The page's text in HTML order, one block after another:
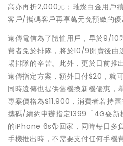
高亦再折2,000元；璀燦白金用戶
客戶/攜碼客戶再享萬元免預繳的優
遠傳電信為了體恤用戶，早於9/10
費者免於排隊，將於10/9開賣後由
場排隊的辛苦。此外，更於日前推
遠傳指定方案，額外日付$20，就
同時遠傳也提供舊機換新機優惠
專案價格為$11,900，消費者若持
攜碼/續約申辦指定1399「4G耍新
的iPhone 6s帶回家，同時每日多
手機推出時，不需要支付任何手機